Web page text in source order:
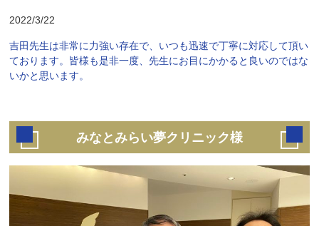
2022/3/22
吉田先生は非常に力強い存在で、いつも迅速で丁寧に対応して頂い
ております。皆様も是非一度、先生にお目にかかると良いのではな
いかと思います。
みなとみらい夢クリニック様